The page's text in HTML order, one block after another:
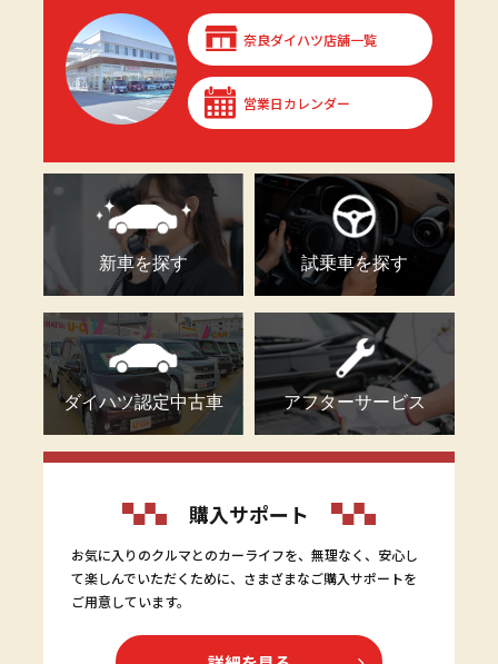
奈良ダイハツ店舗一覧
営業日カレンダー
新車を探す 試乗車を探す
ダイハツ認定中古車 アフターサービス
購入サポート
お気に入りのクルマとのカーライフを、無理なく、安心し
て楽しんでいただくために、さまざまなご購入サポートを
ご用意しています。